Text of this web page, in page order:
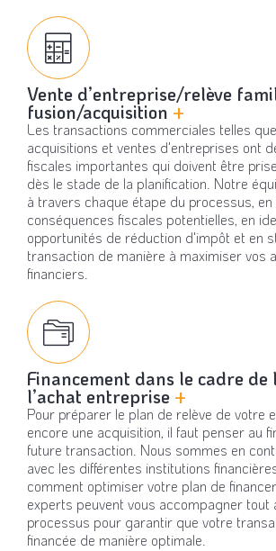
Vente d’entreprise/relève
fusion/acquisition +
Les transactions commerciales telles
acquisitions et ventes d'entreprises ont
fiscales importantes qui doivent être
dès le stade de la planification. Notre
à travers chaque étape du processus, en
conséquences fiscales potentielles, en
opportunités de réduction d'impôt et en
transaction de manière à maximiser vos
financiers.
Financement dans le cadre de
l’achat entreprise +
Pour préparer le plan de relève de votre
encore une acquisition, il faut penser au
future transaction. Nous sommes en
avec les différentes institutions
comment optimiser votre plan de
experts peuvent vous accompagner tout
processus pour garantir que votre
financée de manière optimale.